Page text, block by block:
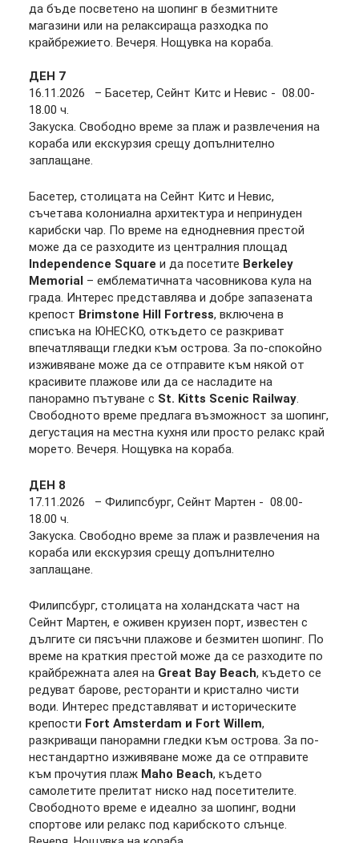
да бъде посветено на шопинг в безмитните
магазини или на релаксираща разходка по
крайбрежието. Вечеря. Нощувка на кораба.
ДЕН 7
16.11.2026 – Басетер, Сейнт Китс и Невис - 08.00-
18.00 ч.
Закуска. Свободно време за плаж и развлечения на
кораба или екскурзия срещу допълнително
заплащане.
Басетер, столицата на Сейнт Китс и Невис,
съчетава колониална архитектура и непринуден
карибски чар. По време на еднодневния престой
може да се разходите из централния площад
Independence Square и да посетите Berkeley
Memorial – емблематичната часовникова кула на
града. Интерес представлява и добре запазената
крепост Brimstone Hill Fortress, включена в
списъка на ЮНЕСКО, откъдето се разкриват
впечатляващи гледки към острова. За по-спокойно
изживяване може да се отправите към някой от
красивите плажове или да се насладите на
панорамно пътуване с St. Kitts Scenic Railway.
Свободното време предлага възможност за шопинг,
дегустация на местна кухня или просто релакс край
морето. Вечеря. Нощувка на кораба.
ДЕН 8
17.11.2026 – Филипсбург, Сейнт Мартен - 08.00-
18.00 ч.
Закуска. Свободно време за плаж и развлечения на
кораба или екскурзия срещу допълнително
заплащане.
Филипсбург, столицата на холандската част на
Сейнт Мартен, е оживен круизен порт, известен с
дългите си пясъчни плажове и безмитен шопинг. По
време на краткия престой може да се разходите по
крайбрежната алея на Great Bay Beach, където се
редуват барове, ресторанти и кристално чисти
води. Интерес представляват и историческите
крепости Fort Amsterdam и Fort Willem,
разкриващи панорамни гледки към острова. За по-
нестандартно изживяване може да се отправите
към прочутия плаж Maho Beach, където
самолетите прелитат ниско над посетителите.
Свободното време е идеално за шопинг, водни
спортове или релакс под карибското слънце.